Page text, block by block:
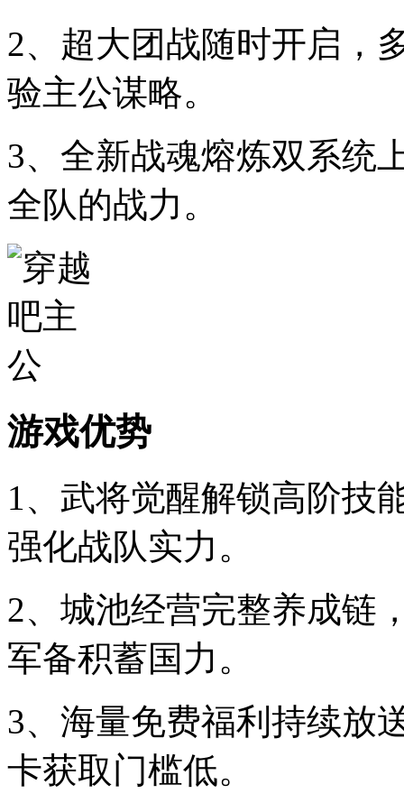
2、超大团战随时开启，
验主公谋略。
3、全新战魂熔炼双系统
全队的战力。
游戏优势
1、武将觉醒解锁高阶技
强化战队实力。
2、城池经营完整养成链
军备积蓄国力。
3、海量免费福利持续放
卡获取门槛低。